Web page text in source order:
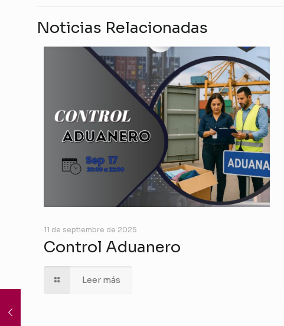
Noticias Relacionadas
11 de septiembre de 2025
Control Aduanero
Leer más